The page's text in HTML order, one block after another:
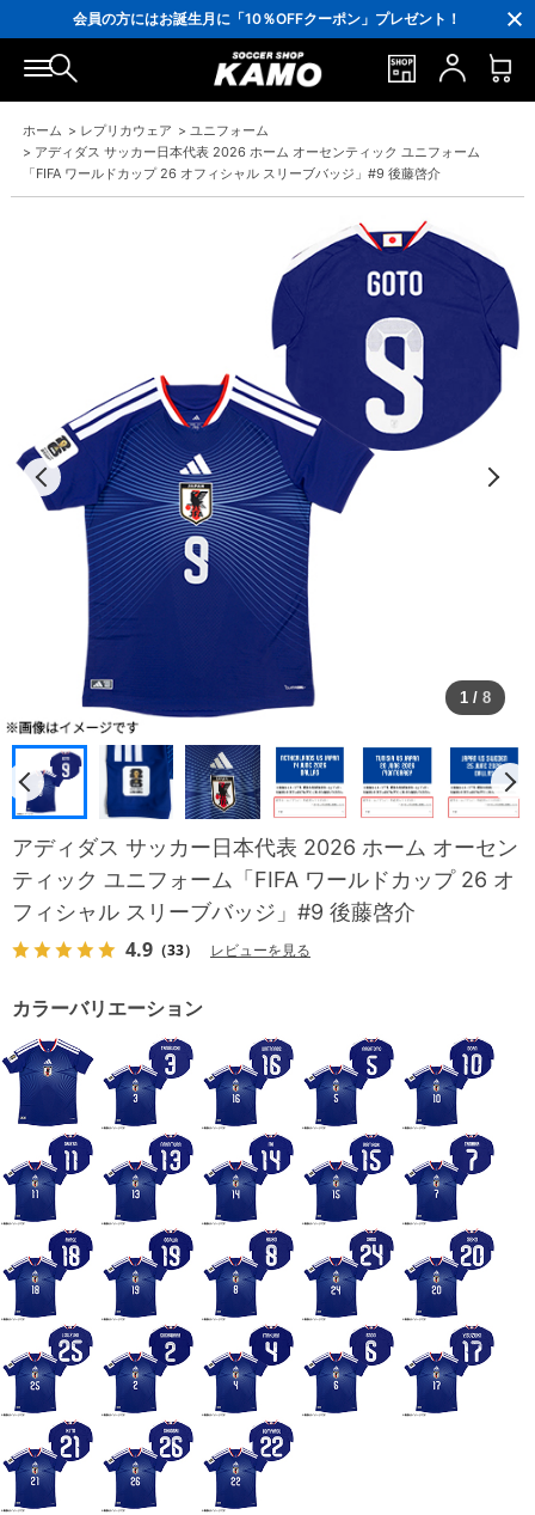
会員の方にはお誕生月に「10％OFFクーポン」プレゼント！
16,000円(税込)以上でシューズケースプレゼント！
3,300円(税込)以上で送料無料！
ホーム > レプリカウェア > ユニフォーム
> アディダス サッカー日本代表 2026 ホーム オーセンティック ユニフォーム
「FIFA ワールドカップ 26 オフィシャル スリーブバッジ」#9 後藤啓介
1 / 8
アディダス サッカー日本代表 2026 ホーム オーセン
ティック ユニフォーム「FIFA ワールドカップ 26 オ
フィシャル スリーブバッジ」#9 後藤啓介
4.9 （33） レビューを見る
カラーバリエーション